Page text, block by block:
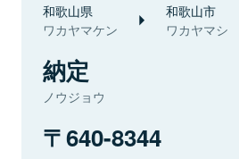
和歌山県
ワカヤマケン
和歌山市
ワカヤマシ
納定
ノウジョウ
640-8344